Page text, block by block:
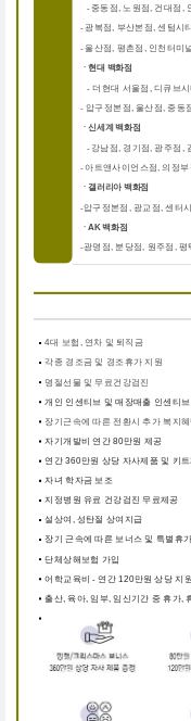
-중동점, 노원점, 건대점,
-광복점, 부산본점, 센텀시
-울산점, 평촌점, 인천터미
ㆍ현대 백화점
- 더현대 서울점, 디큐브
- 압구정본점, 울산점, 중동
ㆍ신세계 백화점
- 강남점, 경기점, 광주점,
-아트앤사이언스점, 의정
ㆍ갤러리아 백화점
-압구정본점, 광교점, 센터
ㆍAK 백화점
-광명점, 분당점, 원주점, 평
4대 보험, 연차 및 퇴직금
각종 경조금 및 경조휴가 지원
명절선물 및 무료건강검진
개인 인센티브 및 매장매출 인센티
장기근속에 따른 전환시 추가 복지
자기개발비 연간 80만원 제공
연간 360만원 상당 자사제품 및 키
자녀 학자금 보조
지정병원 유료 건강검진 무료제공
설상여, 성탄절 상여지급
장기 근속에 따른 보너스 및 특별휴가
단체상해보험 가입
어학교육비 - 연간 120만원 상당 지원
출산, 육아, 임부, 임신기간 중 휴가,